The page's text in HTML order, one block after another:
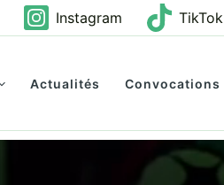
Instagram TikTok
Actualités Convocations